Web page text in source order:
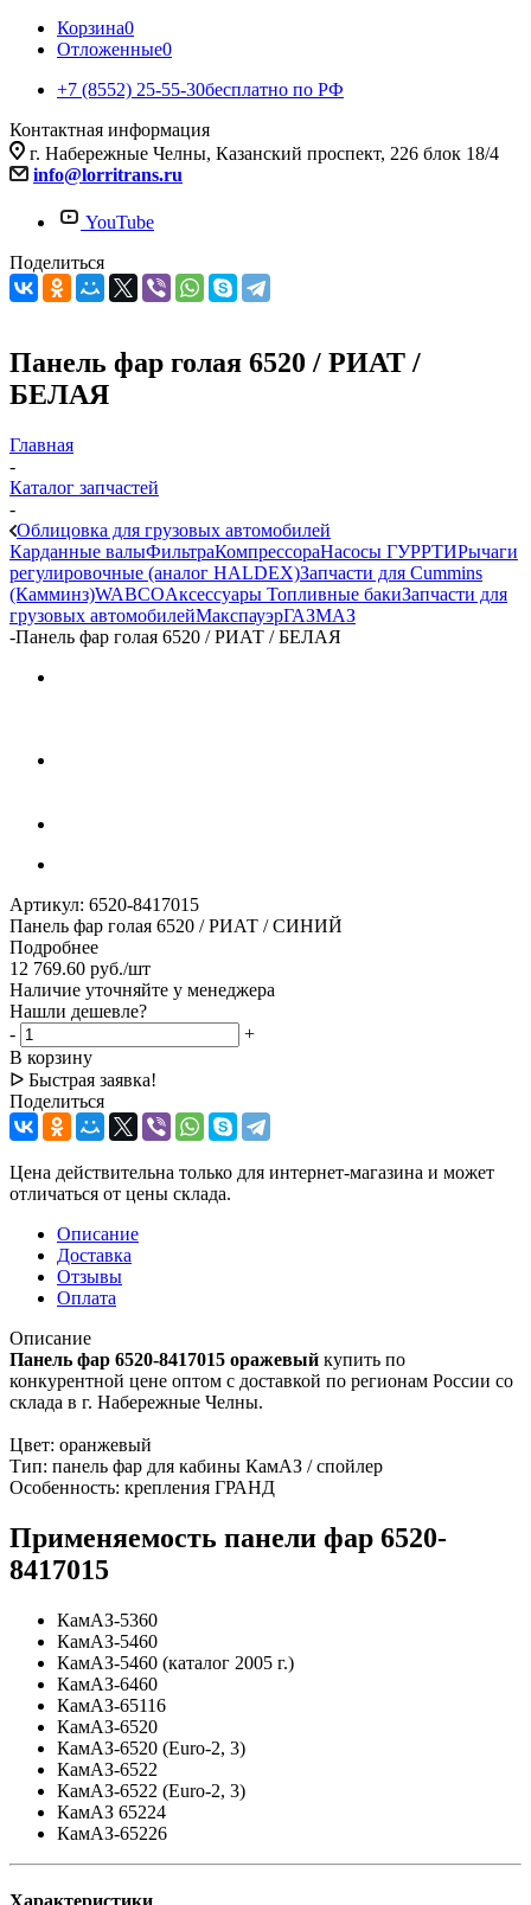
Корзина0
Отложенные0
+7 (8552) 25-55-30бесплатно по РФ
Контактная информация
г. Набережные Челны, Казанский проспект, 226 блок 18/4
info@lorritrans.ru
YouTube
Поделиться
Панель фар голая 6520 / РИАТ /
БЕЛАЯ
Главная
-
Каталог запчастей
-
Облицовка для грузовых автомобилей
Карданные валыФильтраКомпрессораНасосы ГУРРТИРычаги
регулировочные (аналог HALDEX)Запчасти для Cummins
(Камминз)WABCOАксессуары Топливные бакиЗапчасти для
грузовых автомобилейМакспауэрГАЗМАЗ
-Панель фар голая 6520 / РИАТ / БЕЛАЯ
Артикул: 6520-8417015
Панель фар голая 6520 / РИАТ / СИНИЙ
Подробнее
12 769.60 руб./шт
Наличие уточняйте у менеджера
Нашли дешевле?
-
+
В корзину
ᐅ Быстрая заявка!
Поделиться
Цена действительна только для интернет-магазина и может
отличаться от цены склада.
Описание
Доставка
Отзывы
Оплата
Описание
Панель фар 6520-8417015 оражевый купить по
конкурентной цене оптом с доставкой по регионам России со
склада в г. Набережные Челны.
Цвет: оранжевый
Тип: панель фар для кабины КамАЗ / спойлер
Особенность: крепления ГРАНД
Применяемость панели фар 6520-
8417015
КамАЗ-5360
КамАЗ-5460
КамАЗ-5460 (каталог 2005 г.)
КамАЗ-6460
КамАЗ-65116
КамАЗ-6520
КамАЗ-6520 (Euro-2, 3)
КамАЗ-6522
КамАЗ-6522 (Euro-2, 3)
КамАЗ 65224
КамАЗ-65226